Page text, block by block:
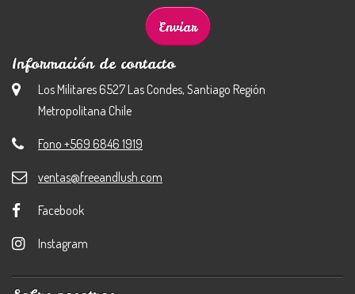
Información de contacto
Los Militares 6527 Las Condes, Santiago Región
Metropolitana Chile
Fono +569 6846 1919
ventas@freeandlush.com
Facebook
Instagram